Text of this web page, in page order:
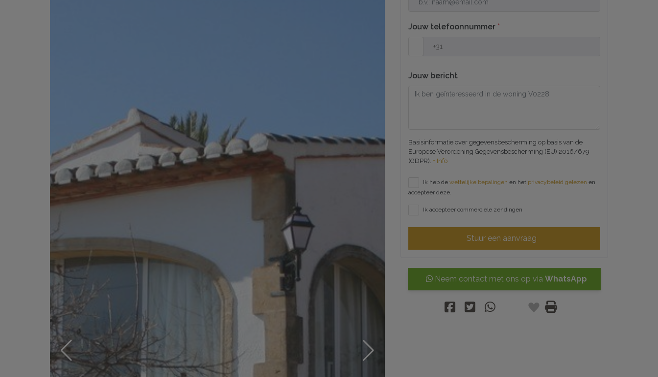
Jouw telefoonnummer *
Jouw bericht
Basisinformatie over gegevensbescherming op basis van de
Europese Verordening Gegevensbescherming (EU) 2016/679
(GDPR). + Info
Ik heb de wettelijke bepalingen en het privacybeleid gelezen en
accepteer deze.
Ik accepteer commerciële zendingen
Stuur een aanvraag
Neem contact met ons op via WhatsApp